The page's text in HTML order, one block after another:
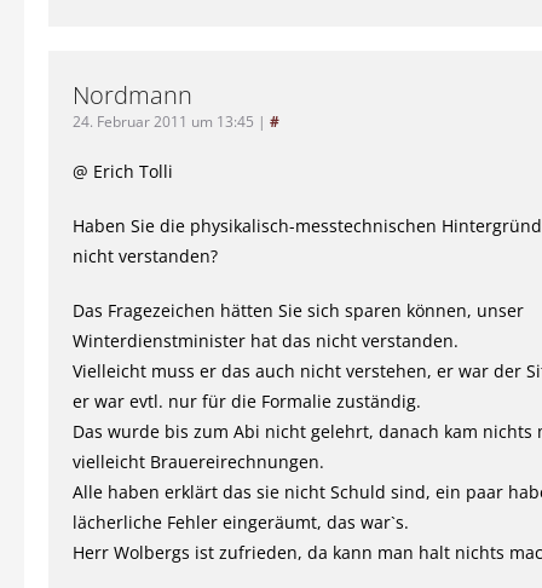
Nordmann
24. Februar 2011 um 13:45 | #
@ Erich Tolli
Haben Sie die physikalisch-messtechnischen
nicht verstanden?
Das Fragezeichen hätten Sie sich sparen können, unser
Winterdienstminister hat das nicht verstanden.
Vielleicht muss er das auch nicht verstehen, er war der
er war evtl. nur für die Formalie zuständig.
Das wurde bis zum Abi nicht gelehrt, danach kam nichts
vielleicht Brauereirechnungen.
Alle haben erklärt das sie nicht Schuld sind, ein paar
lächerliche Fehler eingeräumt, das war`s.
Herr Wolbergs ist zufrieden, da kann man halt nichts